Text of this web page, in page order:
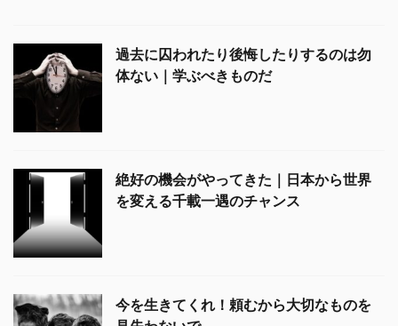
過去に囚われたり後悔したりするのは勿
体ない｜学ぶべきものだ
絶好の機会がやってきた｜日本から世界
を変える千載一遇のチャンス
今を生きてくれ！頼むから大切なものを